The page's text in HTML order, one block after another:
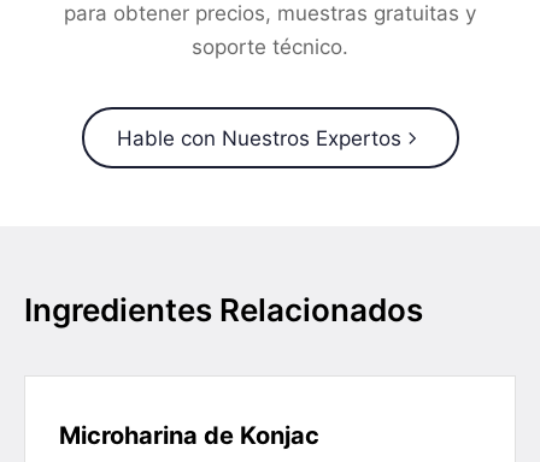
para obtener precios, muestras gratuitas y
soporte técnico.
Hable con Nuestros Expertos
Ingredientes Relacionados
Microharina de Konjac